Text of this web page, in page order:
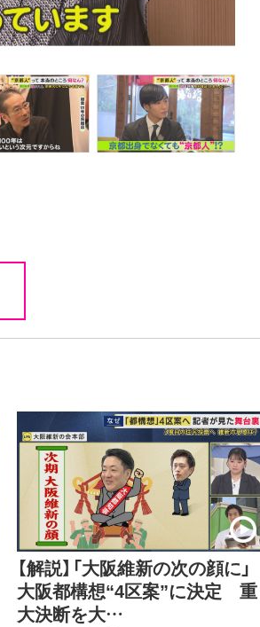
【解説】「大阪維新の次の顔に」
大阪都構想“4区案”に決定 重
大決断を大…